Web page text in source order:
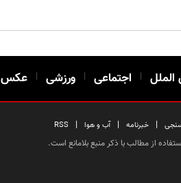
الملل | اجتماعی | ورزشی | عکس
| خبرنامه | آب و هوا |
RSS
از مطالب با ذکر منبع بلامانع است.